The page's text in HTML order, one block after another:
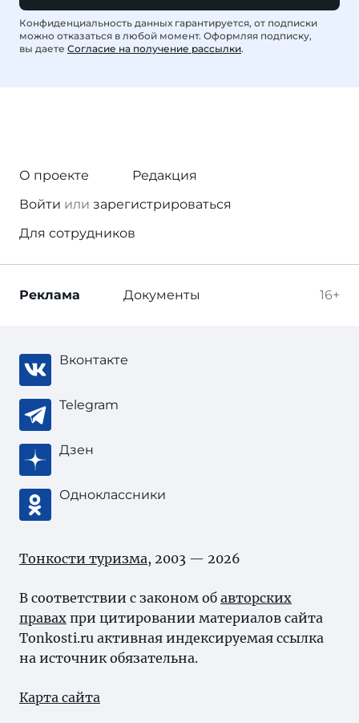
Конфиденциальность данных гарантируется, от подписки
можно отказаться в любой момент. Оформляя подписку,
вы даете Согласие на получение рассылки.
О проекте
Редакция
Войти или зарегистрироваться
Для сотрудников
16+
Реклама Документы
Вконтакте
Telegram
Дзен
Одноклассники
Тонкости туризма, 2003 — 2026
В соответствии с законом об авторских
правах при цитировании материалов сайта
Tonkosti.ru активная индексируемая ссылка
на источник обязательна.
Карта сайта